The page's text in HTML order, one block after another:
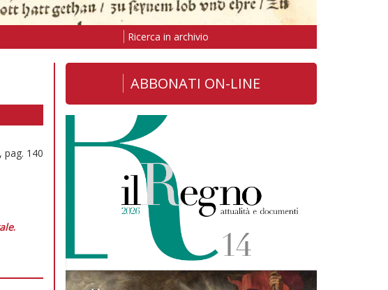
Ricerca in archivio
pag. 140
.
ABBONATI ON-LINE